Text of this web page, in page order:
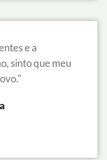
e a
sinto que meu